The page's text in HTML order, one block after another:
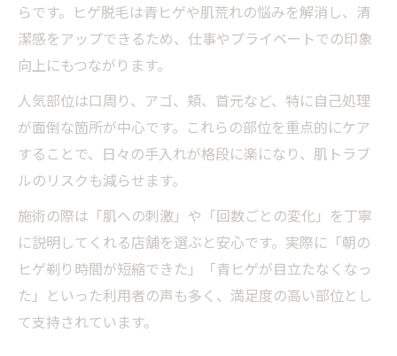
ヒゲ脱毛江別だけじゃない人気部位の動向
江別脱毛メンズのニーズに応える部位を解
説
口コミで話題の江別脱毛メンズ対応部位特
集
納得して選ぶメンズ脱毛のポイント解説
江別脱毛メンズで納得感を得る選び方の極
意
メンズが江別医療脱毛で重視すべき比較ポ
イント
口コミと実績で選ぶ江別脱毛メンズの基準
ヒゲ脱毛江別の効果と納得できる選択のコ
らです。ヒゲ脱毛は青ヒゲや肌荒れの悩みを解消し、清
潔感をアップできるため、仕事やプライベートでの印象
向上にもつながります。
人気部位は口周り、アゴ、頬、首元など、特に自己処理
が面倒な箇所が中心です。これらの部位を重点的にケア
することで、日々の手入れが格段に楽になり、肌トラブ
ルのリスクも減らせます。
施術の際は「肌への刺激」や「回数ごとの変化」を丁寧
に説明してくれる店舗を選ぶと安心です。実際に「朝の
ヒゲ剃り時間が短縮できた」「青ヒゲが目立たなくなっ
た」といった利用者の声も多く、満足度の高い部位とし
て支持されています。